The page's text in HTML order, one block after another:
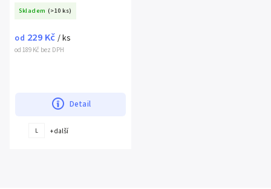
Skladem (>10 ks)
od 189 Kč bez DPH
od 229 Kč / ks
Detail
L + další